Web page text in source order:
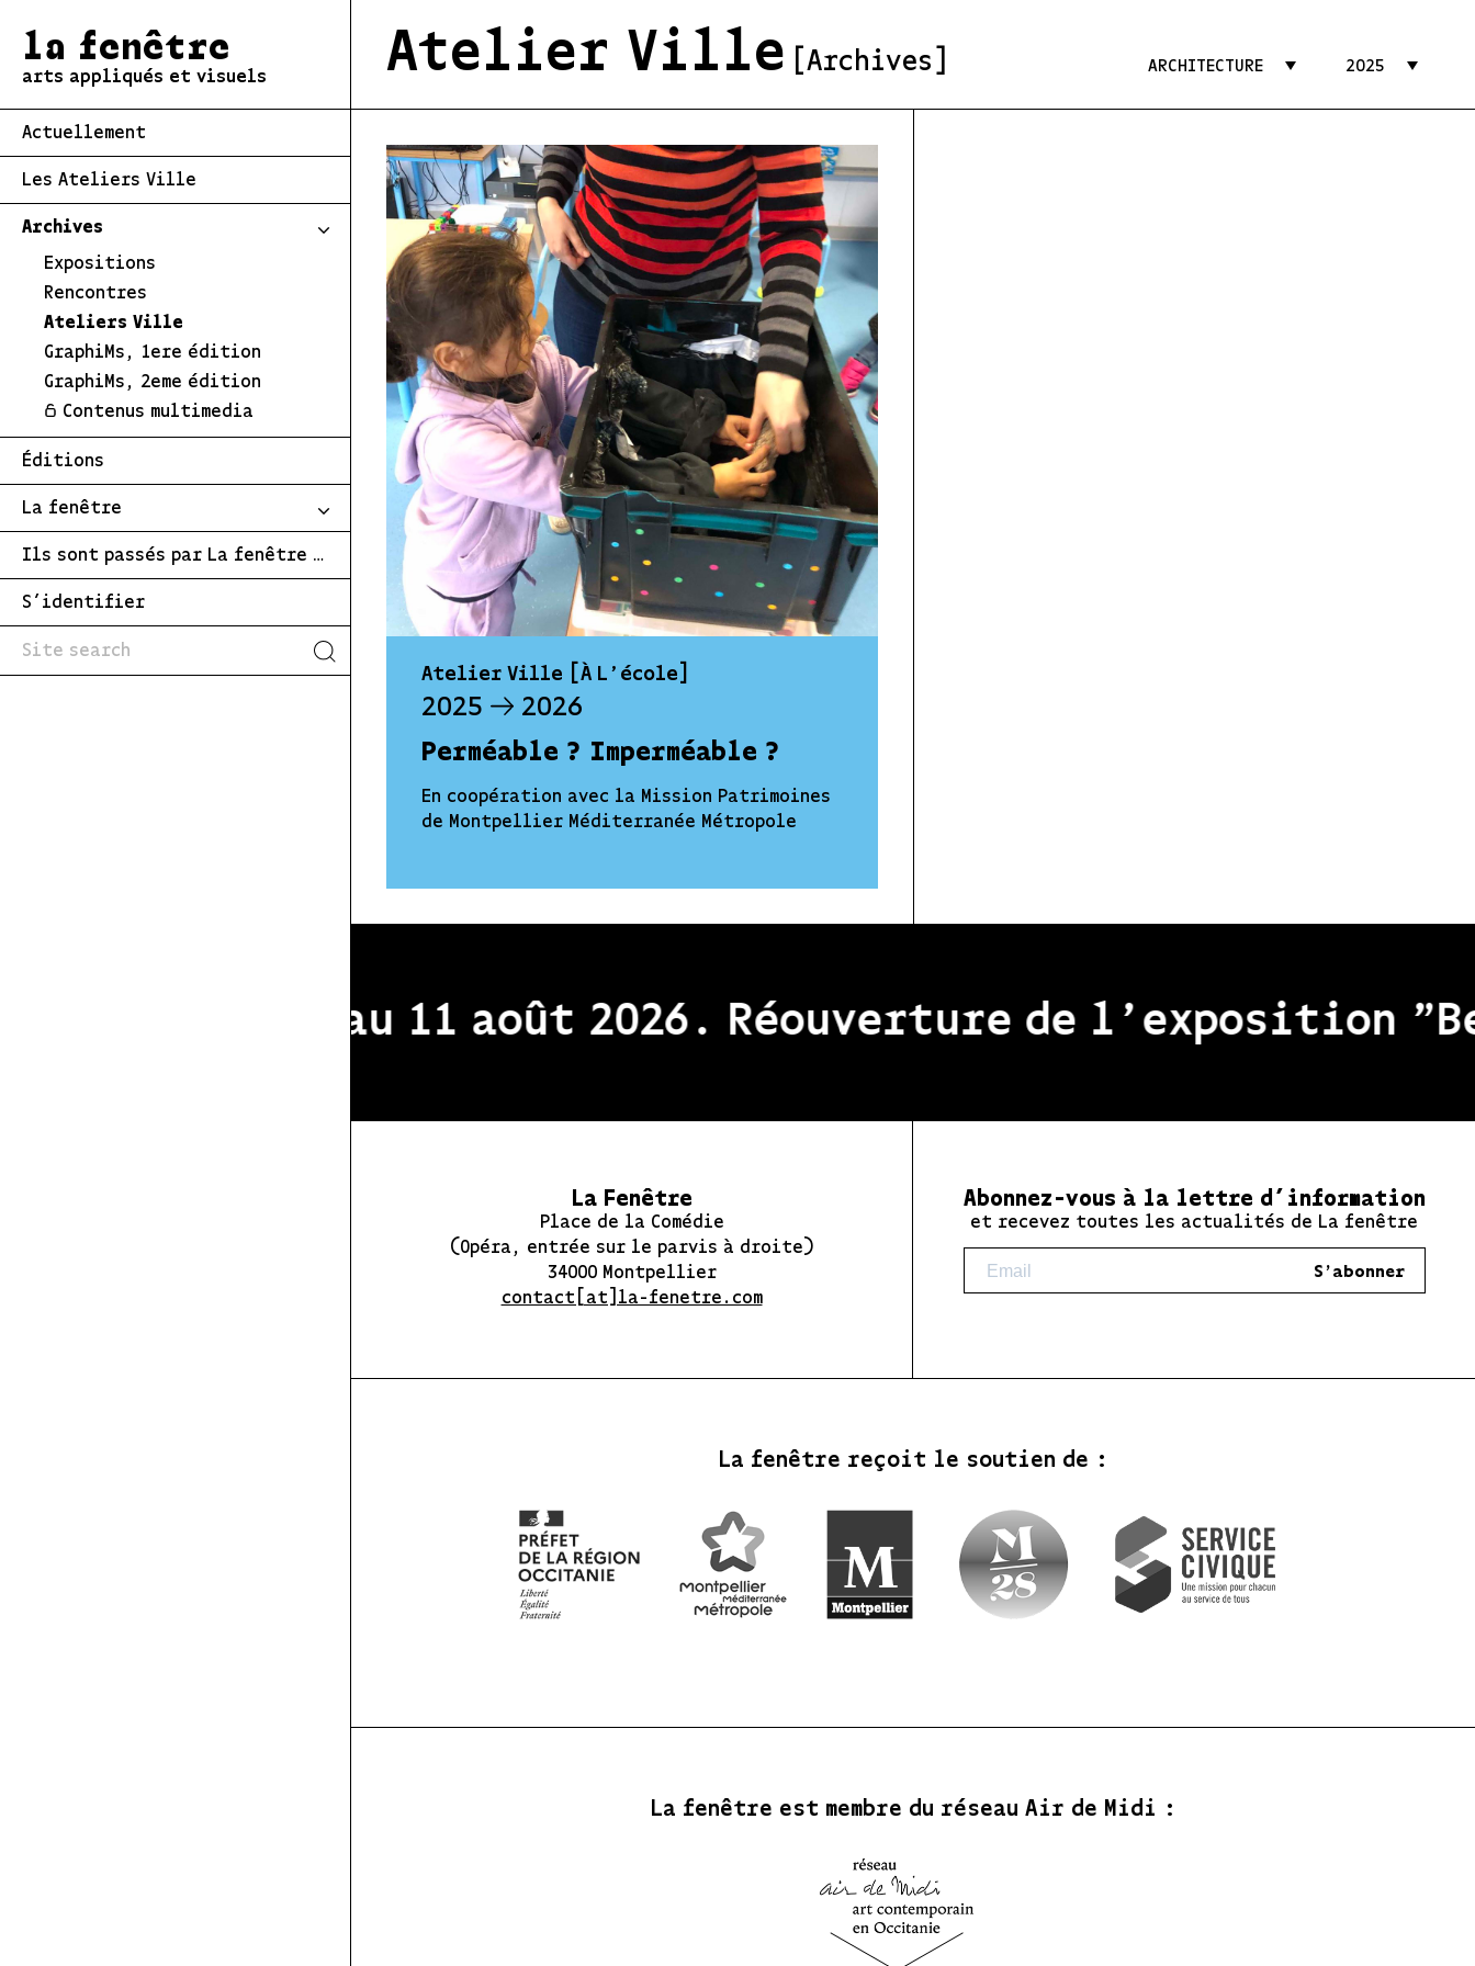
la fenêtre
arts appliqués et visuels
Actuellement
Les Ateliers Ville
Archives
Expositions
Rencontres
Ateliers Ville
GraphiMs, 1ere édition
GraphiMs, 2eme édition
Contenus multimedia
Éditions
La fenêtre
Ils sont passés par La fenêtre …
S’identifier
Atelier Ville [Archives] ARCHITECTURE 2025
Atelier Ville [À L'école]
2025
2026
Perméable ? Imperméable ?
En coopération avec la Mission Patrimoines
de Montpellier Méditerranée Métropole
du 2 au 11 août 2026. Réouverture de l'exposition
La Fenêtre
Place de la Comédie
(Opéra, entrée sur le parvis à droite)
34000 Montpellier
contact[at]la-fenetre.com
Abonnez-vous à la lettre d’information
et recevez toutes les actualités de La fenêtre
S'abonner
La fenêtre reçoit le soutien de :
La fenêtre est membre du réseau Air de Midi :